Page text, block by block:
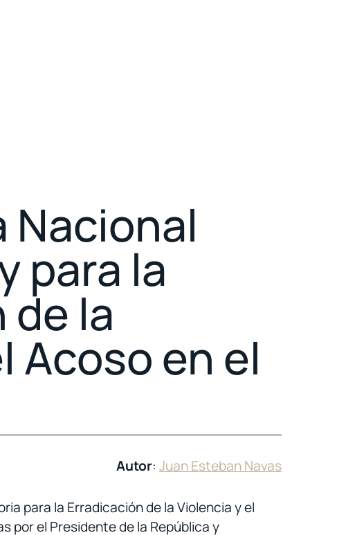
Nacional
para la
de la
Acoso en el
Autor: Juan Esteban Navas
para la Erradicación de la Violencia y el
por el Presidente de la República y